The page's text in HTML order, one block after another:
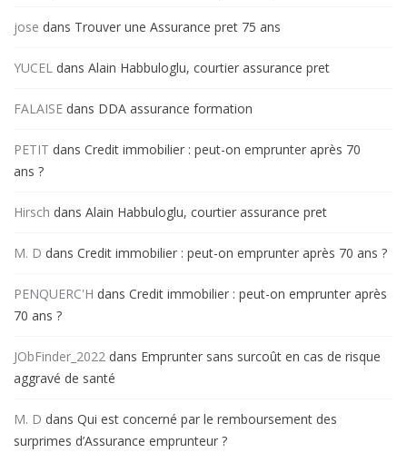
jose dans Trouver une Assurance pret 75 ans
YUCEL dans Alain Habbuloglu, courtier assurance pret
FALAISE dans DDA assurance formation
PETIT dans Credit immobilier : peut-on emprunter après 70
ans ?
Hirsch dans Alain Habbuloglu, courtier assurance pret
M. D dans Credit immobilier : peut-on emprunter après 70 ans ?
PENQUERC'H dans Credit immobilier : peut-on emprunter après
70 ans ?
JObFinder_2022 dans Emprunter sans surcoût en cas de risque
aggravé de santé
M. D dans Qui est concerné par le remboursement des
surprimes d’Assurance emprunteur ?